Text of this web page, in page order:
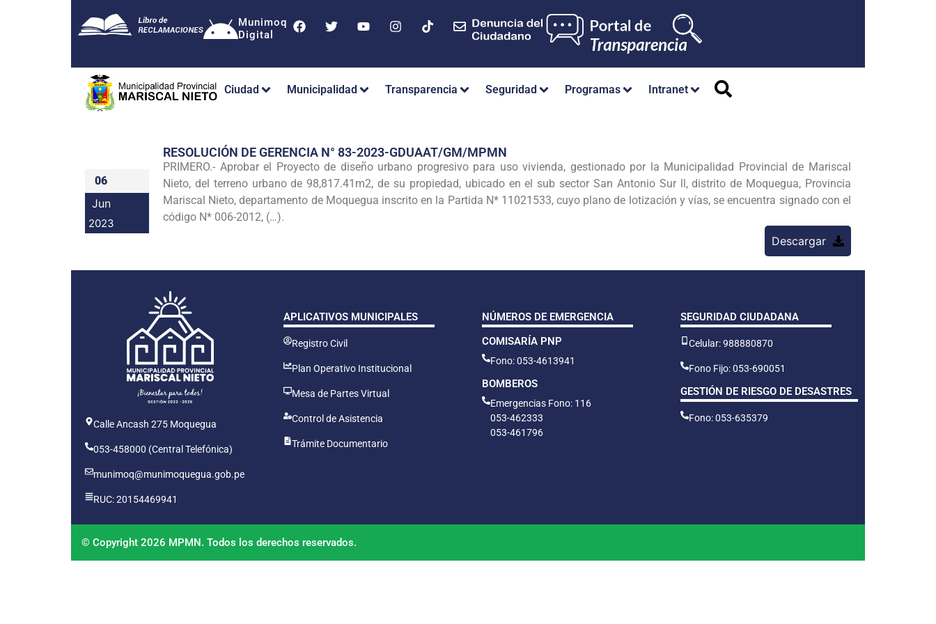
Munimoq
Digital
Ciudad Municipalidad Transparencia Seguridad Programas Intranet
06
Jun
2023
RESOLUCIÓN DE GERENCIA N° 83-2023-GDUAAT/GM/MPMN
PRIMERO.- Aprobar el Proyecto de diseño urbano progresivo para uso vivienda, gestionado por la Municipalidad Provincial de Mariscal
Nieto, del terreno urbano de 98,817.41m2, de su propiedad, ubicado en el sub sector San Antonio Sur ll, distrito de Moquegua, Provincia
Mariscal Nieto, departamento de Moquegua inscrito en la Partida N* 11021533, cuyo plano de lotización y vías, se encuentra signado con el
código N* 006-2012, (…).
Descargar
Calle Ancash 275 Moquegua
053-458000 (Central Telefónica)
munimoq@munimoquegua.gob.pe
RUC: 20154469941
APLICATIVOS MUNICIPALES
Registro Civil
Plan Operativo Institucional
Mesa de Partes Virtual
Control de Asistencia
Trámite Documentario
NÚMEROS DE EMERGENCIA
COMISARÍA PNP
Fono: 053-4613941
BOMBEROS
Emergencias Fono: 116
053-462333
053-461796
SEGURIDAD CIUDADANA
Celular: 988880870
Fono Fijo: 053-690051
GESTIÓN DE RIESGO DE DESASTRES
Fono: 053-635379
© Copyright 2026 MPMN. Todos los derechos reservados.